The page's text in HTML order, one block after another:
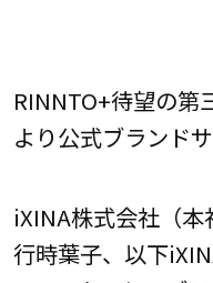
RINNTO+待望の第
より公式ブランド
iXINA株式会社（本
行時葉子、以下